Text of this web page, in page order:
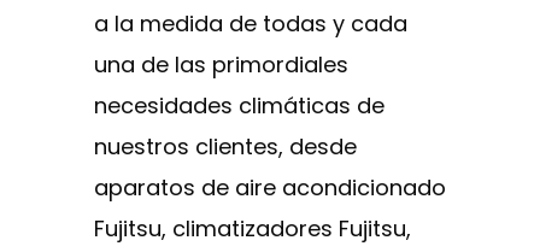
a la medida de todas y cada
una de las primordiales
necesidades climáticas de
nuestros clientes, desde
aparatos de aire acondicionado
Fujitsu, climatizadores Fujitsu,